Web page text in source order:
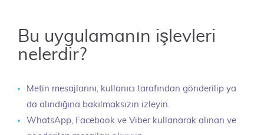
Bu uygulamanın işlevleri
nelerdir?
Metin mesajlarını, kullanıcı tarafından gönderilip ya
da alındığına bakılmaksızın izleyin.
WhatsApp, Facebook ve Viber kullanarak alınan ve